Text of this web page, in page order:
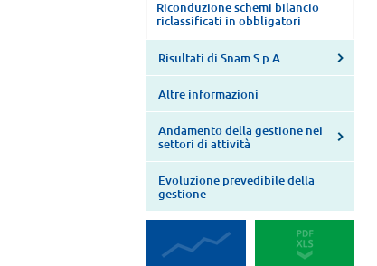
Riconduzione schemi bilancio
riclassificati in obbligatori
Risultati di Snam S.p.A.
Altre informazioni
Andamento della gestione nei
settori di attività
Evoluzione prevedibile della
gestione